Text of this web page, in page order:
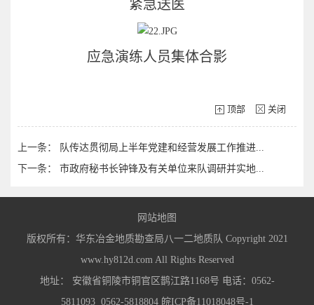
紧急送医
应急演练人员集体合影
顶部 关闭
上一条：
队传达贯彻局上半年党建和经营发展工作推进...
下一条： 市政府秘书长钟锋及有关单位来队调研并实地...
网站地图
版权所有：华东冶金地质勘查局八一二地质队 Copyright 2021
www.hy812d.com All Rights Reserved
地址： 安徽省铜陵市铜官区鹊江路1168号 电话：0562-
5811093 0562-5818804 皖ICP备11018048号-1